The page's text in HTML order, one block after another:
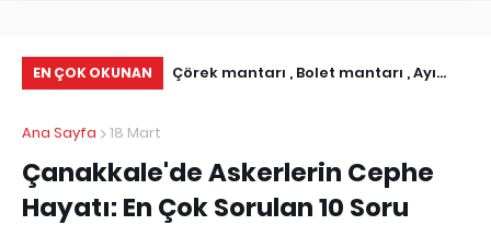
EN ÇOK OKUNAN
İletişim Bilgileri I
Çörek mantarı , Bolet mantarı , Ayı
Ana Sayfa
18 Mart
Çanakkale'de Askerlerin Cephe
Hayatı: En Çok Sorulan 10 Soru